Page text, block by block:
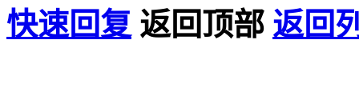
快速回复 返回顶部 返回